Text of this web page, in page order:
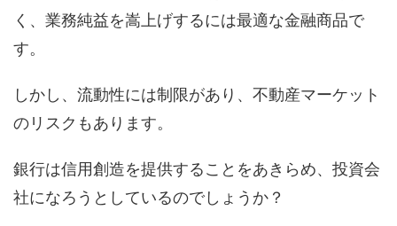
く、業務純益を嵩上げするには最適な金融商品で
す。
しかし、流動性には制限があり、不動産マーケット
のリスクもあります。
銀行は信用創造を提供することをあきらめ、投資会
社になろうとしているのでしょうか？